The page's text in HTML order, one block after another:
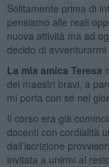
Solitamente prima di
pensiamo alle reali
nuova attività ma ad
decido di avventurarmi
La mia amica Teresa
dei maestri bravi, a
mi porta con sé nel
Il corso era già
docenti con cordialità
dall’iscrizione
invitata a unirmi al